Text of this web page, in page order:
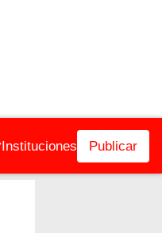
Instituciones Publicar